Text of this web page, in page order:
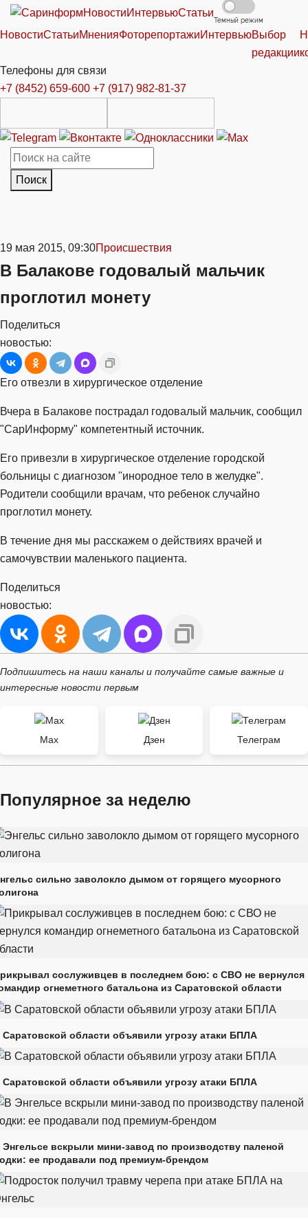
НовостиИнтервьюСтатьи
Темный режим
НовостиСтатьиМненияФоторепортажиИнтервьюВыбор
редакции
Телефоны для связи
+7 (8452) 659-600 +7 (917) 982-81-37
Поиск
19 мая 2015, 09:30Происшествия
В Балакове годовалый мальчик
проглотил монету
Поделиться
новостью:
Его отвезли в хирургическое отделение
Вчера в Балакове пострадал годовалый мальчик, сообщил
"СарИнформу" компетентный источник.
Его привезли в хирургическое отделение городской
больницы с диагнозом "инородное тело в желудке".
Родители сообщили врачам, что ребенок случайно
проглотил монету.
В течение дня мы расскажем о действиях врачей и
самочувствии маленького пациента.
Поделиться
новостью:
Подпишитесь на наши каналы и получайте самые важные и
интересные новости первым
Max Дзен Телеграм
Популярное за неделю
сильно заволокло дымом от горящего мусорного
сослуживцев в последнем бою: с СВО не вернулся
огнеметного батальона из Саратовской области
Саратовской области объявили угрозу атаки БПЛА
Саратовской области объявили угрозу атаки БПЛА
Энгельсе вскрыли мини-завод по производству паленой
ее продавали под премиум-брендом